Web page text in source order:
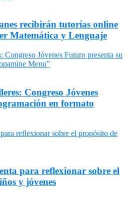
recibirán tutorías online
Matemática y Lenguaje
Congreso Jóvenes
en formato
para reflexionar sobre el
y jóvenes